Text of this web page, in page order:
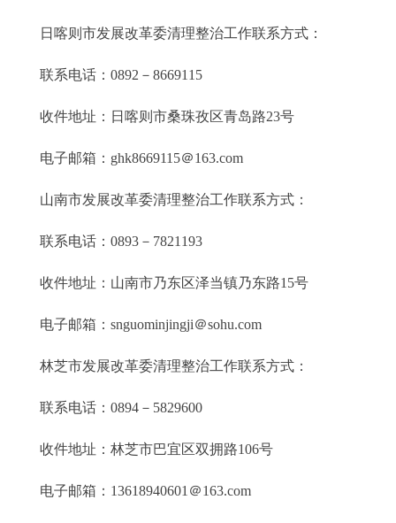
日喀则市发展改革委清理整治工作联系方式：
联系电话：0892－8669115
收件地址：日喀则市桑珠孜区青岛路23号
电子邮箱：ghk8669115＠163.com
山南市发展改革委清理整治工作联系方式：
联系电话：0893－7821193
收件地址：山南市乃东区泽当镇乃东路15号
电子邮箱：snguominjingji＠sohu.com
林芝市发展改革委清理整治工作联系方式：
联系电话：0894－5829600
收件地址：林芝市巴宜区双拥路106号
电子邮箱：13618940601＠163.com